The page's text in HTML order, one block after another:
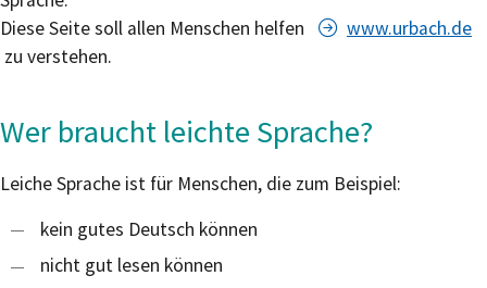
Diese Seite soll allen Menschen helfen
www.urbach.de
zu verstehen.
Wer braucht leichte Sprache?
Leiche Sprache ist für Menschen, die zum Beispiel:
kein gutes Deutsch können
nicht gut lesen können